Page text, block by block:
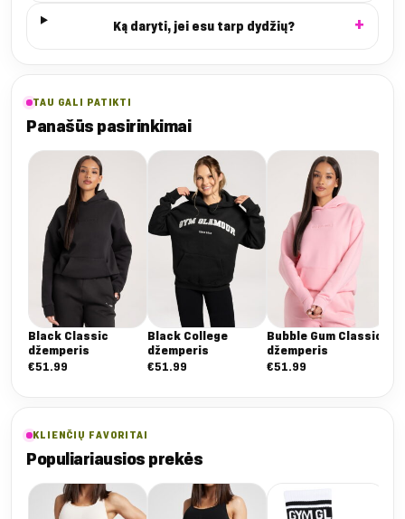
Ką daryti, jei esu tarp dydžių?
TAU GALI PATIKTI
Panašūs pasirinkimai
Black Classic
džemperis
€51.99
Black College
džemperis
€51.99
Bubble Gum Classic
džemperis
€51.99
KLIENČIŲ FAVORITAI
Populiariausios prekės